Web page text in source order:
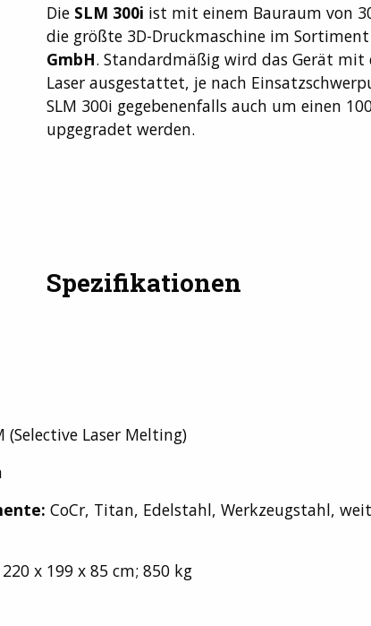
Die SLM 300i ist mit einem Bauraum von
die größte 3D-Druckmaschine im
GmbH. Standardmäßig wird das Gerät mit
Laser ausgestattet, je nach
SLM 300i gegebenenfalls auch um einen
upgegradet werden.
Spezifikationen
(Selective Laser Melting)
CoCr, Titan, Edelstahl, Werkzeugstahl,
220 x 199 x 85 cm; 850 kg